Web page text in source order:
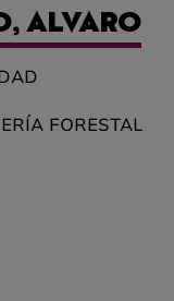
ALVARO
FORESTAL